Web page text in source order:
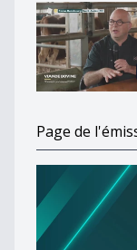
Viande : les
Page de